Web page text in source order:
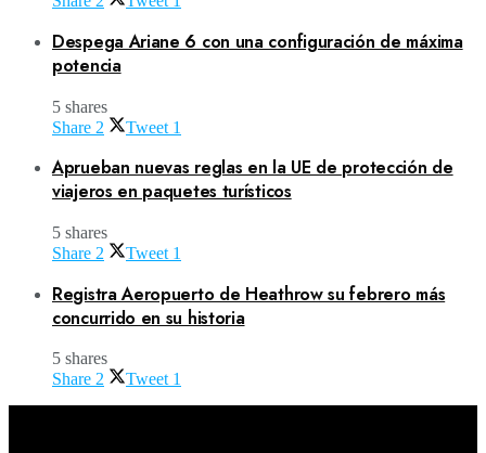
Despega Ariane 6 con una configuración de máxima
potencia
5 shares
Share 2 Tweet 1
Aprueban nuevas reglas en la UE de protección de
viajeros en paquetes turísticos
5 shares
Share 2 Tweet 1
Registra Aeropuerto de Heathrow su febrero más
concurrido en su historia
5 shares
Share 2 Tweet 1